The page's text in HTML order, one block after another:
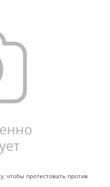
чтобы протестовать против